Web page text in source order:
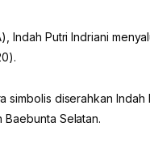
Indah Putri Indriani
simbolis diserahkan
Selatan.